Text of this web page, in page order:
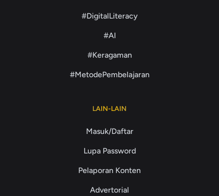
#DigitalLiteracy
#AI
#Keragaman
#MetodePembelajaran
LAIN-LAIN
Masuk/Daftar
Lupa Password
Pelaporan Konten
Advertorial